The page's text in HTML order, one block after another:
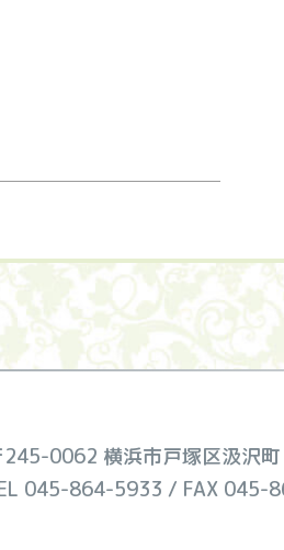
245-0062 横浜市戸塚区汲沢
045-864-5933 / FAX 045-